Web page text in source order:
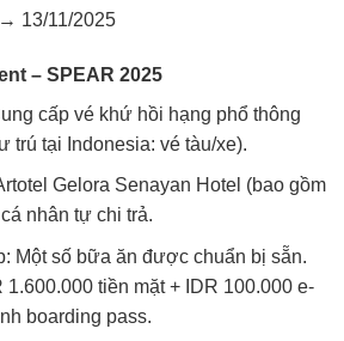
13/11/2025
– SPEAR 2025
cấp vé khứ hồi hạng phổ thông
trú tại Indonesia: vé tàu/xe).
Gelora Senayan Hotel (bao gồm
nhân tự chi trả.
Một số bữa ăn được chuẩn bị sẵn.
1.600.000 tiền mặt + IDR 100.000 e-
boarding pass.